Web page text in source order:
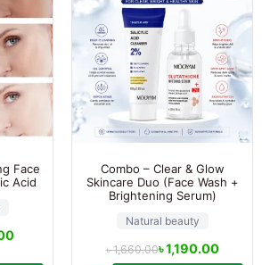
Face
Acid
Combo – Clear & Glow
Skincare Duo (Face Wash +
Brightening Serum)
Natural beauty
৳1,660.00৳1,190.00